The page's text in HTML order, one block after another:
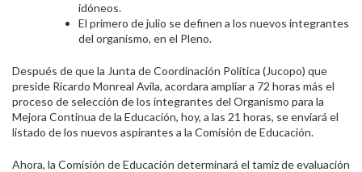
idóneos.
El primero de julio se definen a los nuevos integrantes
del organismo, en el Pleno.
Después de que la Junta de Coordinación Política (Jucopo) que
preside Ricardo Monreal Avila, acordara ampliar a 72 horas más el
proceso de selección de los integrantes del Organismo para la
Mejora Continua de la Educación, hoy, a las 21 horas, se enviará el
listado de los nuevos aspirantes a la Comisión de Educación.
Ahora, la Comisión de Educación determinará el tamiz de evaluación